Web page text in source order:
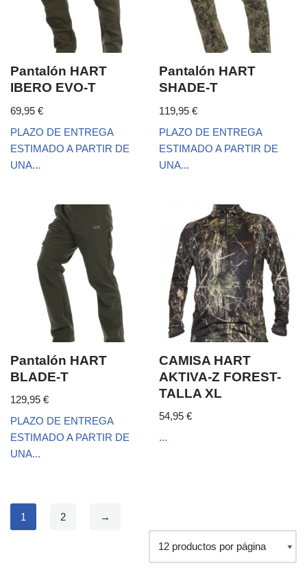
Pantalón HART
IBERO EVO-T
69,95 €
PLAZO DE ENTREGA
ESTIMADO A PARTIR DE
UNA...
Pantalón HART
SHADE-T
119,95€
PLAZO DE ENTREGA
ESTIMADO A PARTIR DE
UNA...
Pantalón HART
BLADE-T
129,95 €
PLAZO DE ENTREGA
ESTIMADO A PARTIR DE
UNA...
CAMISA HART
AKTIVA-Z FOREST-
TALLA XL
54,95€
...
1 2 →